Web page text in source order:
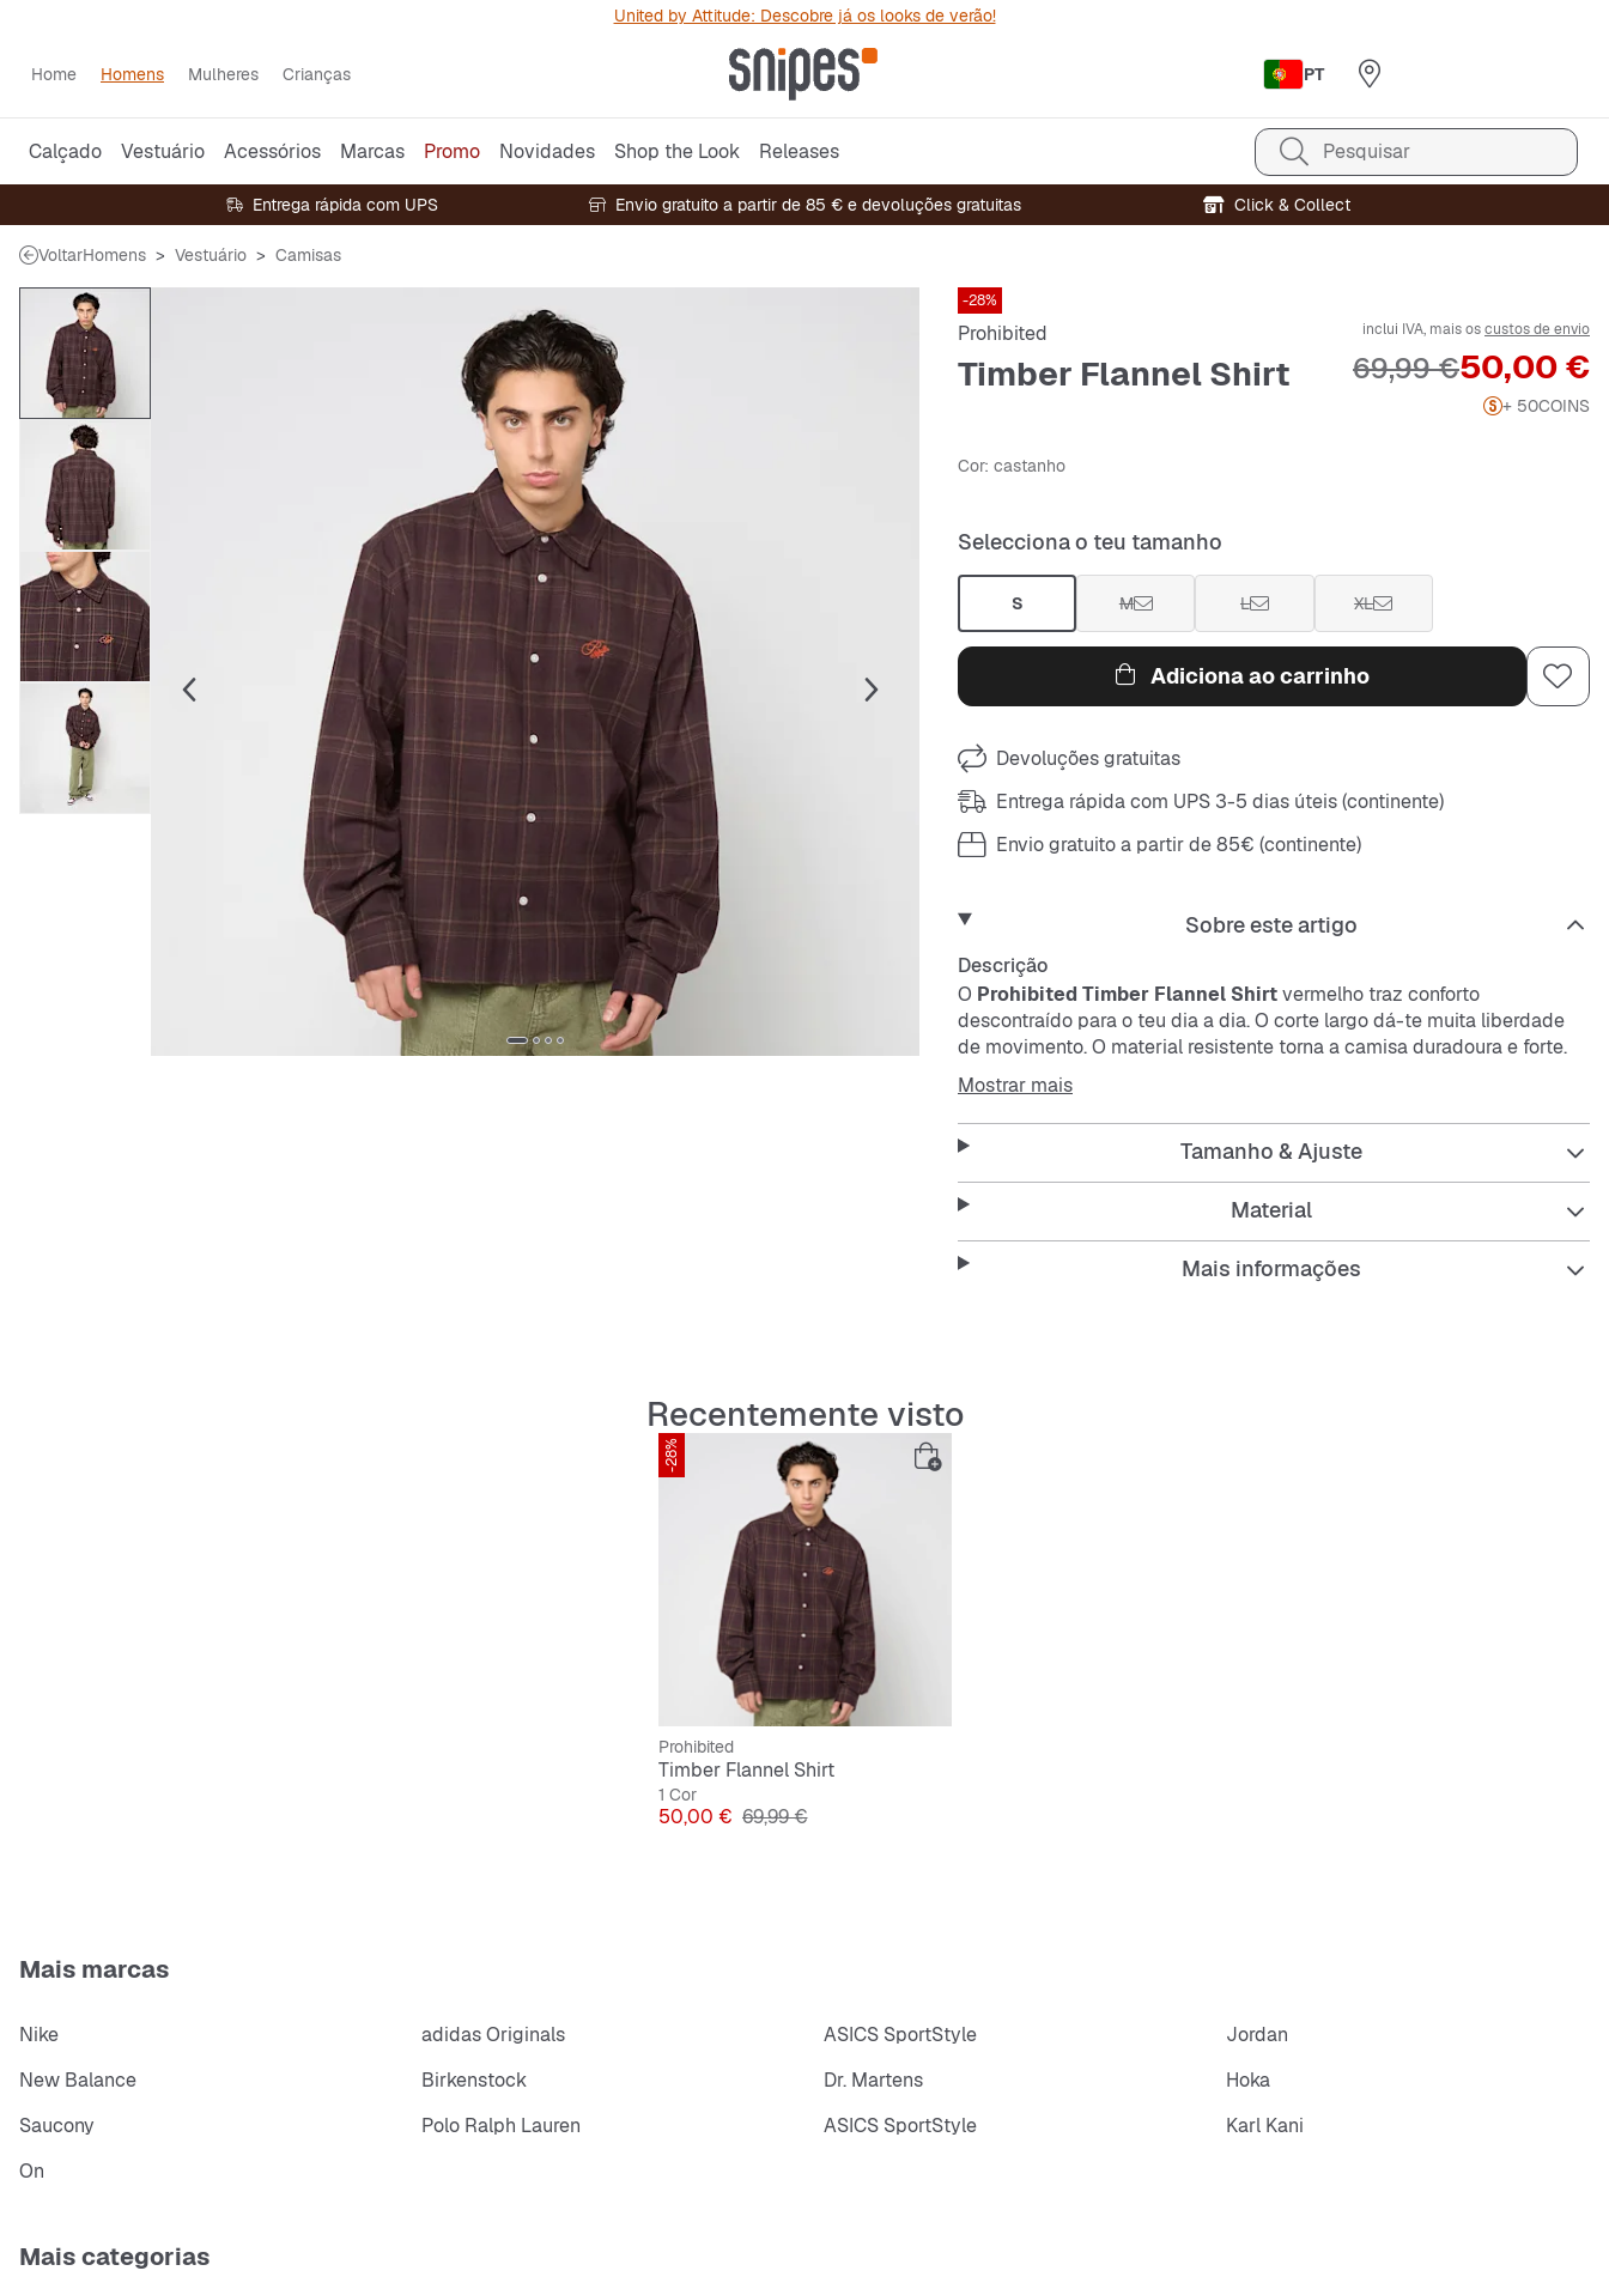
United by Attitude: Descobre já os looks de verão!
Home Homens Mulheres Crianças PT
Calçado Vestuário Acessórios Marcas Promo Novidades Shop the Look Releases Pesquisar
Entrega rápida com UPS Envio gratuito a partir de 85 € e devoluções gratuitas Click & Collect
VoltarHomens Vestuário Camisas
-28%
Prohibited
Timber Flannel Shirt
inclui IVA, mais oscustos de envio
Preço
50,00 €
Preço original
69,99 €
+ 50COINS
Cor: castanho
Selecciona o teu tamanho
S M L XL
Adiciona ao carrinho
Devoluções gratuitas
Entrega rápida com UPS 3-5 dias úteis (continente)
Envio gratuito a partir de 85€ (continente)
Sobre este artigo
Descrição
O Prohibited Timber Flannel Shirtvermelho traz conforto
descontraído para o teu dia a dia. O corte largo dá-te muita liberdade
de movimento. O material resistente torna a camisa duradoura e forte.
Perfeito para quem quer estar confortável sem perder o estilo, este
modelo é ideal para usar em dias mais frescos ou para um look casual
Features:
Mostrar mais
Tamanho & Ajuste
Material
Mais informações
Recentemente visto
-28%
Prohibited
Timber Flannel Shirt
1 Cor
Preço
50,00 € Preço original
69,99 €
Mais marcas
Nike adidas Originals ASICS SportStyle
Jordan
New Balance
Birkenstock Dr. Martens
Hoka
Saucony
Polo Ralph Lauren ASICS SportStyle
Karl Kani
On
Mais categorias